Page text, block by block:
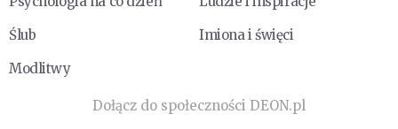
Ślub
Imiona i święci
Modlitwy
Dołącz do społeczności DEON.pl